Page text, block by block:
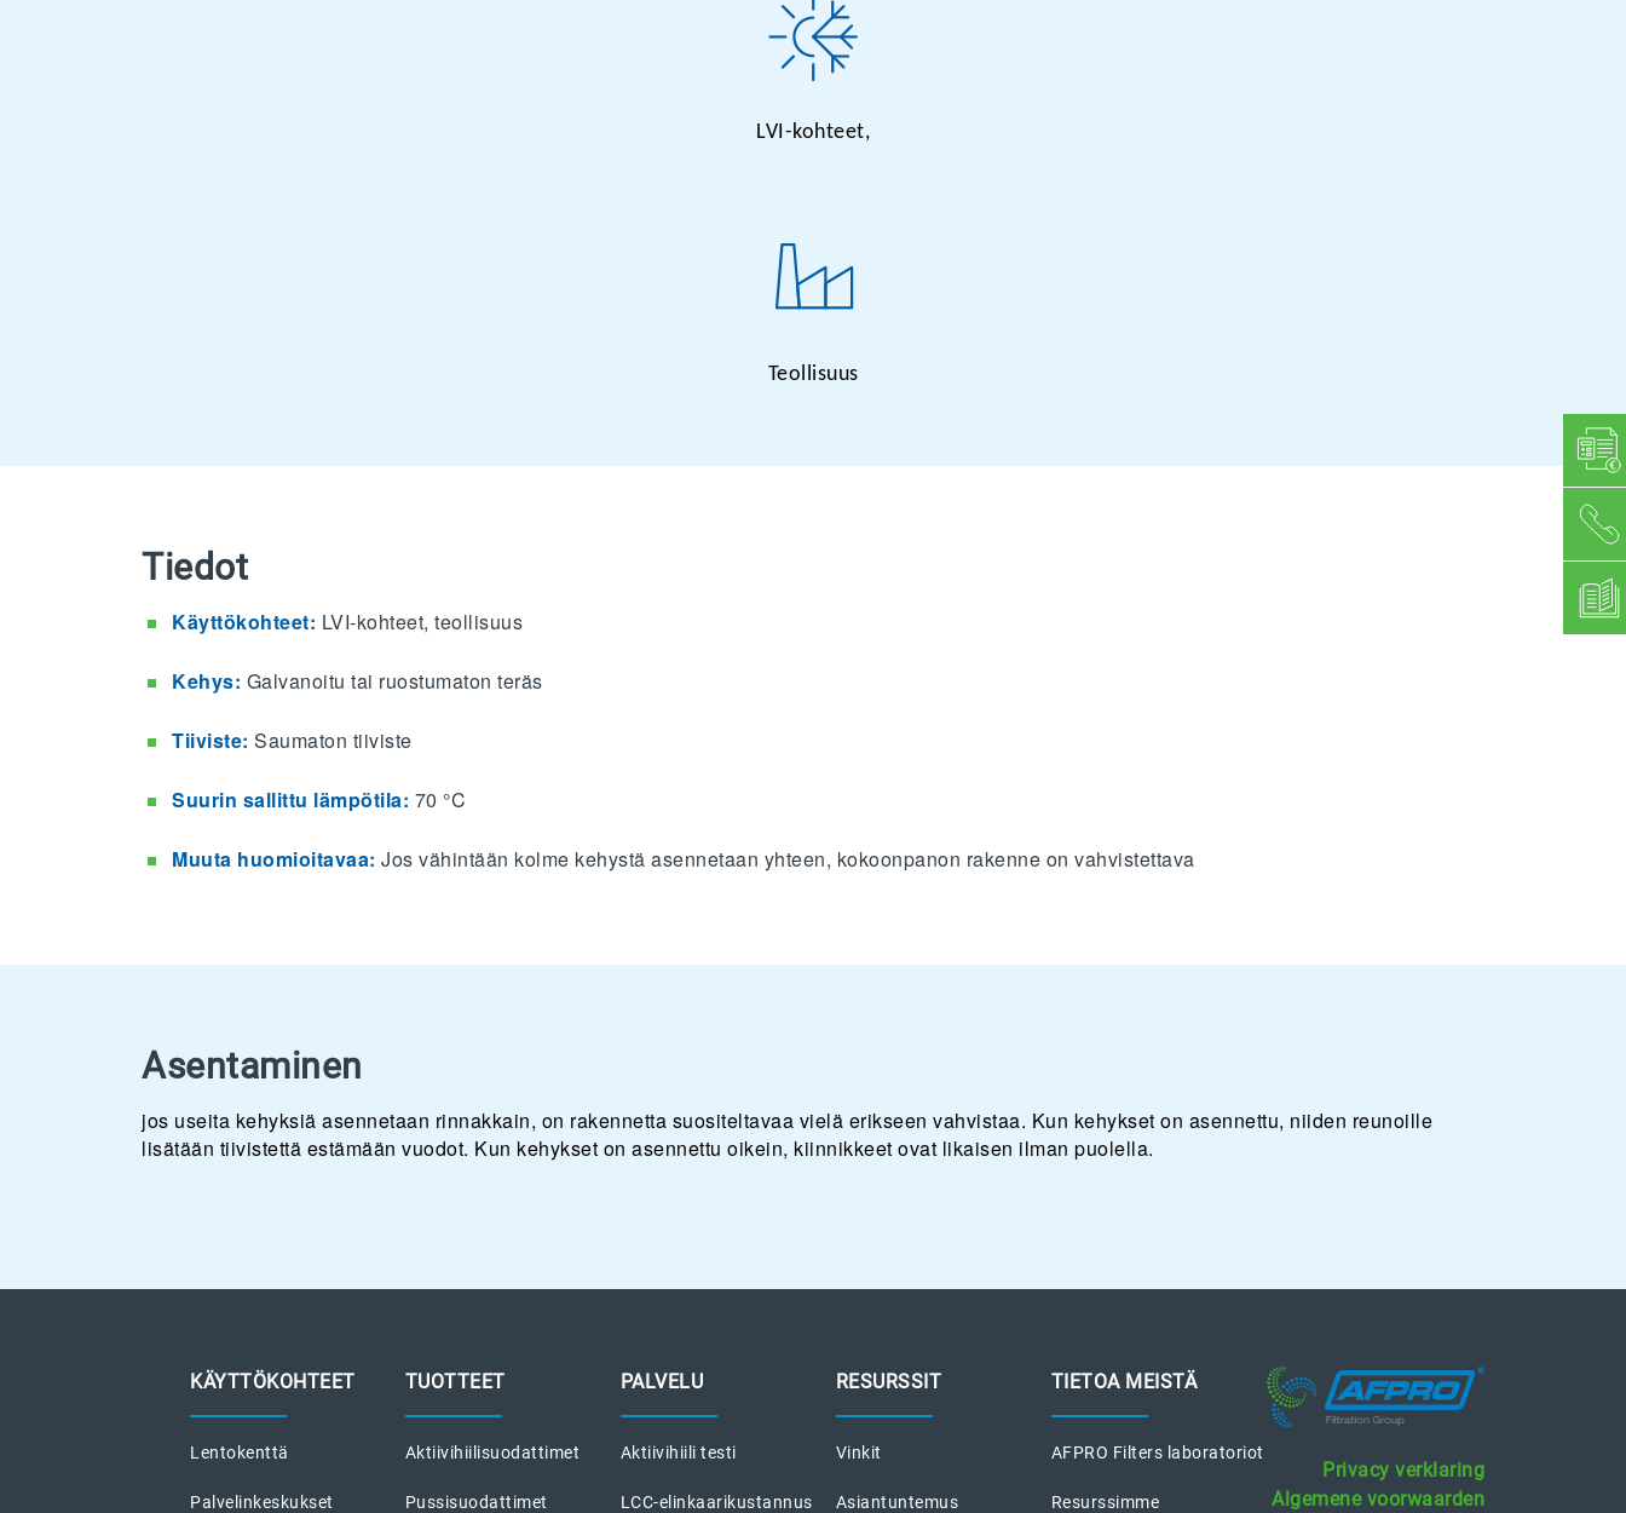
LVI-kohteet,
Teollisuus
Tiedot
Käyttökohteet: LVI-kohteet, teollisuus
Kehys: Galvanoitu tai ruostumaton teräs
Tiiviste: Saumaton tiiviste
Suurin sallittu lämpötila: 70 °C
Muuta huomioitavaa: Jos vähintään kolme kehystä asennetaan yhteen, kokoonpanon rakenne on vahvistettava
Asentaminen
jos useita kehyksiä asennetaan rinnakkain, on rakennetta suositeltavaa vielä erikseen vahvistaa. Kun kehykset on asennettu, niiden reunoille
lisätään tiivistettä estämään vuodot. Kun kehykset on asennettu oikein, kiinnikkeet ovat likaisen ilman puolella.
KÄYTTÖKOHTEET
Lentokenttä
Palvelinkeskukset
TUOTTEET
Aktiivihiilisuodattimet
Pussisuodattimet
PALVELU
Aktiivihiili testi
LCC-elinkaarikustannus
RESURSSIT
Vinkit
Asiantuntemus
TIETOA MEISTÄ
AFPRO Filters laboratoriot
Resurssimme
Privacy verklaring
Algemene voorwaarden